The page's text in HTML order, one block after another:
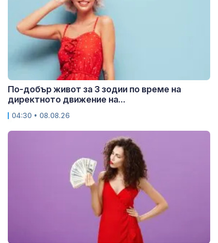
По-добър живот за 3 зодии по време на
директното движение на...
04:30 • 08.08.26